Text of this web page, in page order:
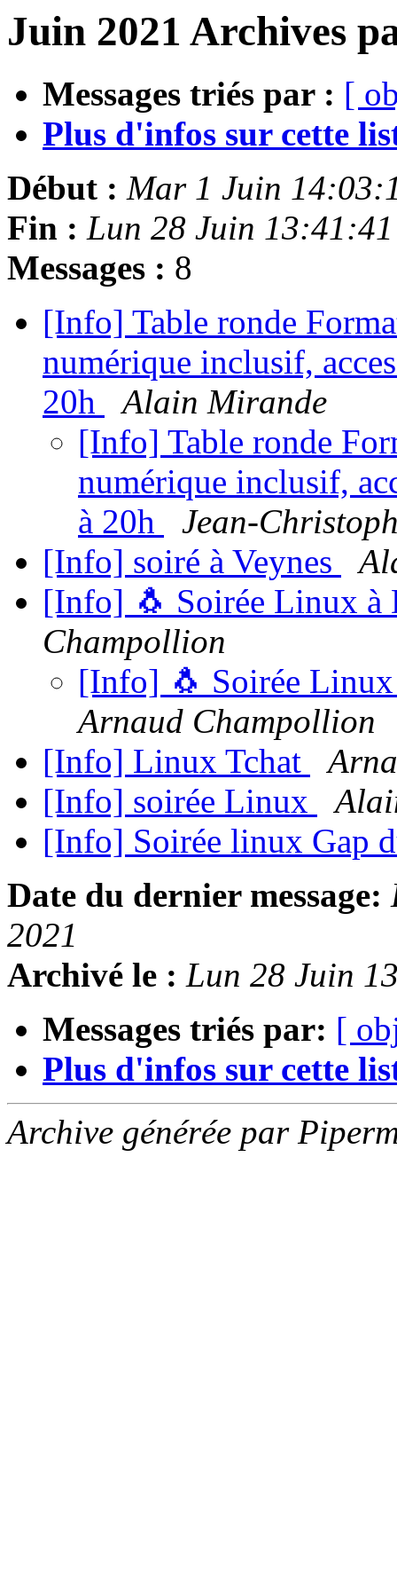
Juin 2021 Archives
Messages triés par : [
Plus d'infos sur cette
Début : Mar 1 Juin
Fin : Lun 28 Juin
Messages : 8
[Info] Table ronde
numérique inclusif,
20h
Alain Mirande
[Info] Table ronde
numérique inclusif,
à 20h
Jean-
[Info] soiré à Veynes
[Info] 🐧 Soirée Linux
Champollion
[Info] 🐧 Soirée
Arnaud Champollion
[Info] Linux Tchat
[Info] soirée Linux
[Info] Soirée linux Gap
Date du dernier message:
2021
Archivé le : Lun 28 Juin
Messages triés par: [
Plus d'infos sur cette
Archive générée par